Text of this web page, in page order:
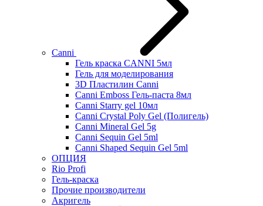
Canni
Гель краска CANNI 5мл
Гель для моделирования
3D Пластилин Canni
Canni Emboss Гель-паста 8мл
Canni Starry gel 10мл
Canni Crystal Poly Gel (Полигель)
Canni Mineral Gel 5g
Canni Sequin Gel 5ml
Canni Shaped Sequin Gel 5ml
ОПЦИЯ
Rio Profi
Гель-краска
Прочие производители
Акригель